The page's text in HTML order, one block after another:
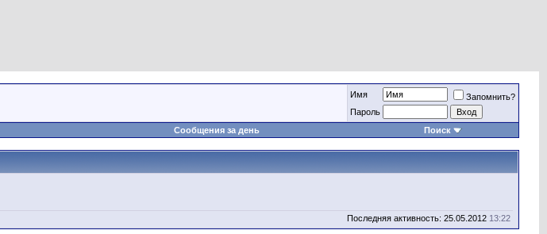
Имя
Запомнить?
Пароль
Сообщения за день Поиск
Последняя активность: 25.05.2012 13:22